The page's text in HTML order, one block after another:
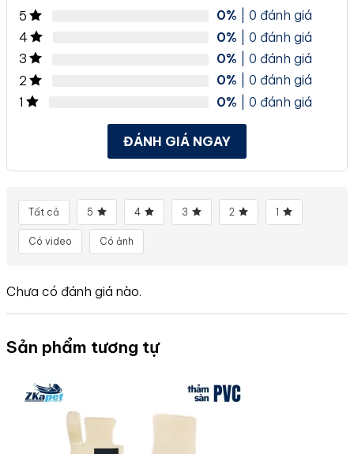
5 0% | 0 đánh giá
4
0% | 0 đánh giá
3
0% | 0 đánh giá
2
0% | 0 đánh giá
1
0% | 0 đánh giá
ĐÁNH GIÁ NGAY
Tất cả 5 4 3 2 1
Có video Có ảnh
Chưa có đánh giá nào.
Sản phẩm tương tự